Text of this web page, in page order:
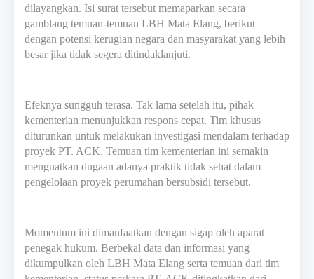
dilayangkan. Isi surat tersebut memaparkan secara
gamblang temuan-temuan LBH Mata Elang, berikut
dengan potensi kerugian negara dan masyarakat yang lebih
besar jika tidak segera ditindaklanjuti.
Efeknya sungguh terasa. Tak lama setelah itu, pihak
kementerian menunjukkan respons cepat. Tim khusus
diturunkan untuk melakukan investigasi mendalam terhadap
proyek PT. ACK. Temuan tim kementerian ini semakin
menguatkan dugaan adanya praktik tidak sehat dalam
pengelolaan proyek perumahan bersubsidi tersebut.
Momentum ini dimanfaatkan dengan sigap oleh aparat
penegak hukum. Berbekal data dan informasi yang
dikumpulkan oleh LBH Mata Elang serta temuan dari tim